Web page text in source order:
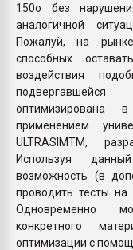
150о без
аналогичной
Пожалуй, на
способных
воздействия
оптимизирована
применением
ULTRASIMTM,
Используя
возможность (в
проводить тесты на
Одновременно
конкретного
оптимизации с